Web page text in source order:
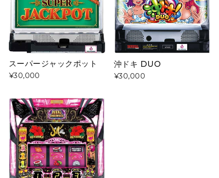
スーパージャックポット
¥30,000
沖ドキ DUO
¥30,000